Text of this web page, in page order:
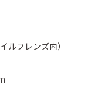
ルフレンズ内）